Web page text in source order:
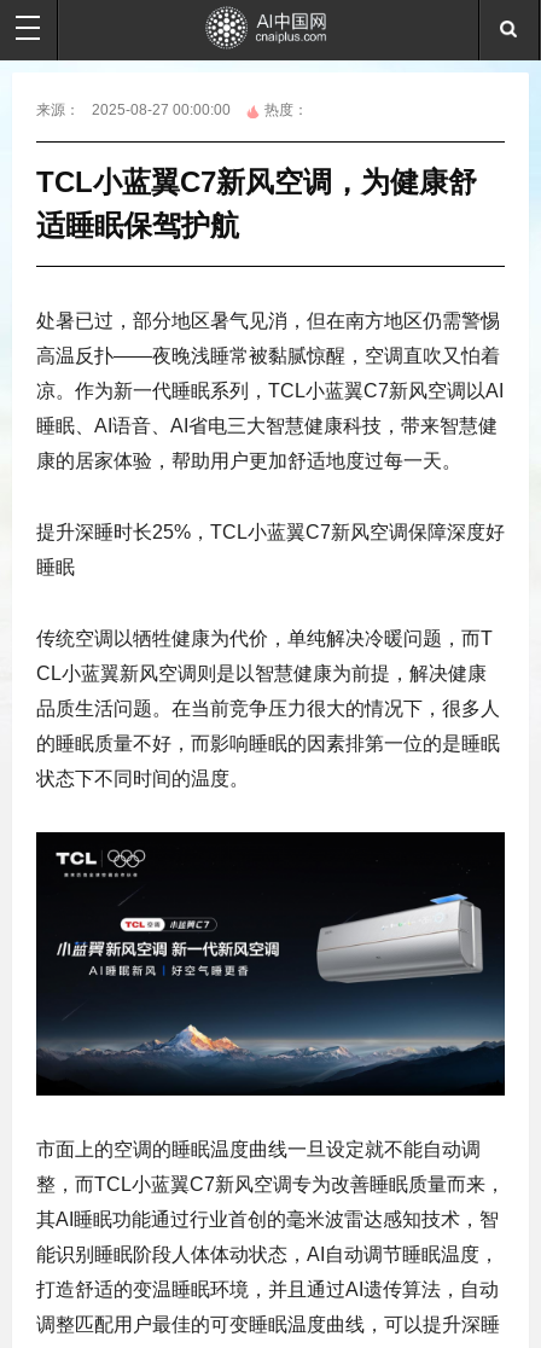
来源： 2025-08-27 00:00:00 热度：
TCL小蓝翼C7新风空调，为健康舒
适睡眠保驾护航
处暑已过，部分地区暑气见消，但在南方地区仍需警惕
高温反扑——夜晚浅睡常被黏腻惊醒，空调直吹又怕着
凉。作为新一代睡眠系列，TCL小蓝翼C7新风空调以AI
睡眠、AI语音、AI省电三大智慧健康科技，带来智慧健
康的居家体验，帮助用户更加舒适地度过每一天。
提升深睡时长25%，TCL小蓝翼C7新风空调保障深度好
睡眠
传统空调以牺牲健康为代价，单纯解决冷暖问题，而T
CL小蓝翼新风空调则是以智慧健康为前提，解决健康
品质生活问题。在当前竞争压力很大的情况下，很多人
的睡眠质量不好，而影响睡眠的因素排第一位的是睡眠
状态下不同时间的温度。
市面上的空调的睡眠温度曲线一旦设定就不能自动调
整，而TCL小蓝翼C7新风空调专为改善睡眠质量而来，
其AI睡眠功能通过行业首创的毫米波雷达感知技术，智
能识别睡眠阶段人体体动状态，AI自动调节睡眠温度，
打造舒适的变温睡眠环境，并且通过AI遗传算法，自动
调整匹配用户最佳的可变睡眠温度曲线，可以提升深睡